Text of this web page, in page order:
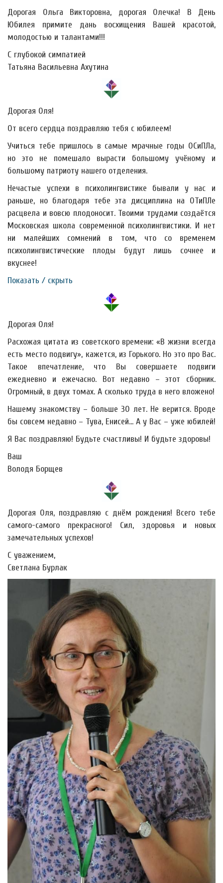
Дорогая Ольга Викторовна, дорогая Олечка! В День
Юбилея примите дань восхищения Вашей красотой,
молодостью и талантами!!!
С глубокой симпатией
Татьяна Васильевна Ахутина
Дорогая Оля!
От всего сердца поздравляю тебя с юбилеем!
Учиться тебе пришлось в самые мрачные годы ОСиПЛа,
но это не помешало вырасти большому учёному и
большому патриоту нашего отделения.
Нечастые успехи в психолингвистике бывали у нас и
раньше, но благодаря тебе эта дисциплина на ОТиПЛе
расцвела и вовсю плодоносит. Твоими трудами создаётся
Московская школа современной психолингвистики. И нет
ни малейших сомнений в том, что со временем
психолингвистические плоды будут лишь сочнее и
вкуснее!
Показать / скрыть
Дорогая Оля!
Расхожая цитата из советского времени: «В жизни всегда
есть место подвигу», кажется, из Горького. Но это про Вас.
Такое впечатление, что Вы совершаете подвиги
ежедневно и ежечасно. Вот недавно – этот сборник.
Огромный, в двух томах. А сколько труда в него вложено!
Нашему знакомству – больше 30 лет. Не верится. Вроде
бы совсем недавно – Тува, Енисей… А у Вас – уже юбилей!
Я Вас поздравляю! Будьте счастливы! И будьте здоровы!
Ваш
Володя Борщев
Дорогая Оля, поздравляю с днём рождения! Всего тебе
самого-самого прекрасного! Сил, здоровья и новых
замечательных успехов!
С уважением,
Светлана Бурлак